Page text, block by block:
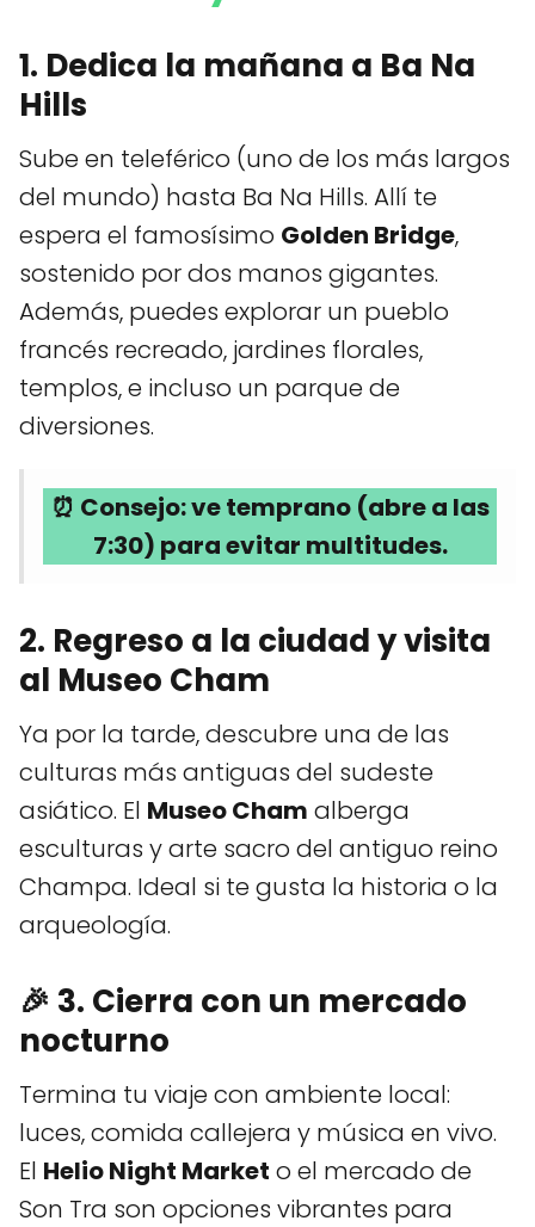
1. Dedica la mañana a Ba Na
Hills
Sube en teleférico (uno de los más largos
del mundo) hasta Ba Na Hills. Allí te
espera el famosísimo Golden Bridge,
sostenido por dos manos gigantes.
Además, puedes explorar un pueblo
francés recreado, jardines florales,
templos, e incluso un parque de
diversiones.
⏰ Consejo: ve temprano (abre a las
7:30) para evitar multitudes.
2. Regreso a la ciudad y visita
al Museo Cham
Ya por la tarde, descubre una de las
culturas más antiguas del sudeste
asiático. El Museo Cham alberga
esculturas y arte sacro del antiguo reino
Champa. Ideal si te gusta la historia o la
arqueología.
🎉 3. Cierra con un mercado
nocturno
Termina tu viaje con ambiente local:
luces, comida callejera y música en vivo.
El Helio Night Market o el mercado de
Son Tra son opciones vibrantes para